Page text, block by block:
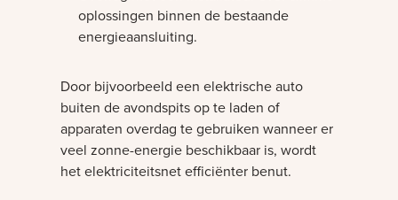
oplossingen binnen de bestaande
energieaansluiting.
Door bijvoorbeeld een elektrische auto
buiten de avondspits op te laden of
apparaten overdag te gebruiken wanneer er
veel zonne-energie beschikbaar is, wordt
het elektriciteitsnet efficiënter benut.